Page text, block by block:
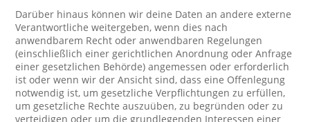
Darüber hinaus können wir deine Daten an andere externe
Verantwortliche weitergeben, wenn dies nach
anwendbarem Recht oder anwendbaren Regelungen
(einschließlich einer gerichtlichen Anordnung oder Anfrage
einer gesetzlichen Behörde) angemessen oder erforderlich
ist oder wenn wir der Ansicht sind, dass eine Offenlegung
notwendig ist, um gesetzliche Verpflichtungen zu erfüllen,
um gesetzliche Rechte auszuüben, zu begründen oder zu
verteidigen oder um die grundlegenden Interessen einer